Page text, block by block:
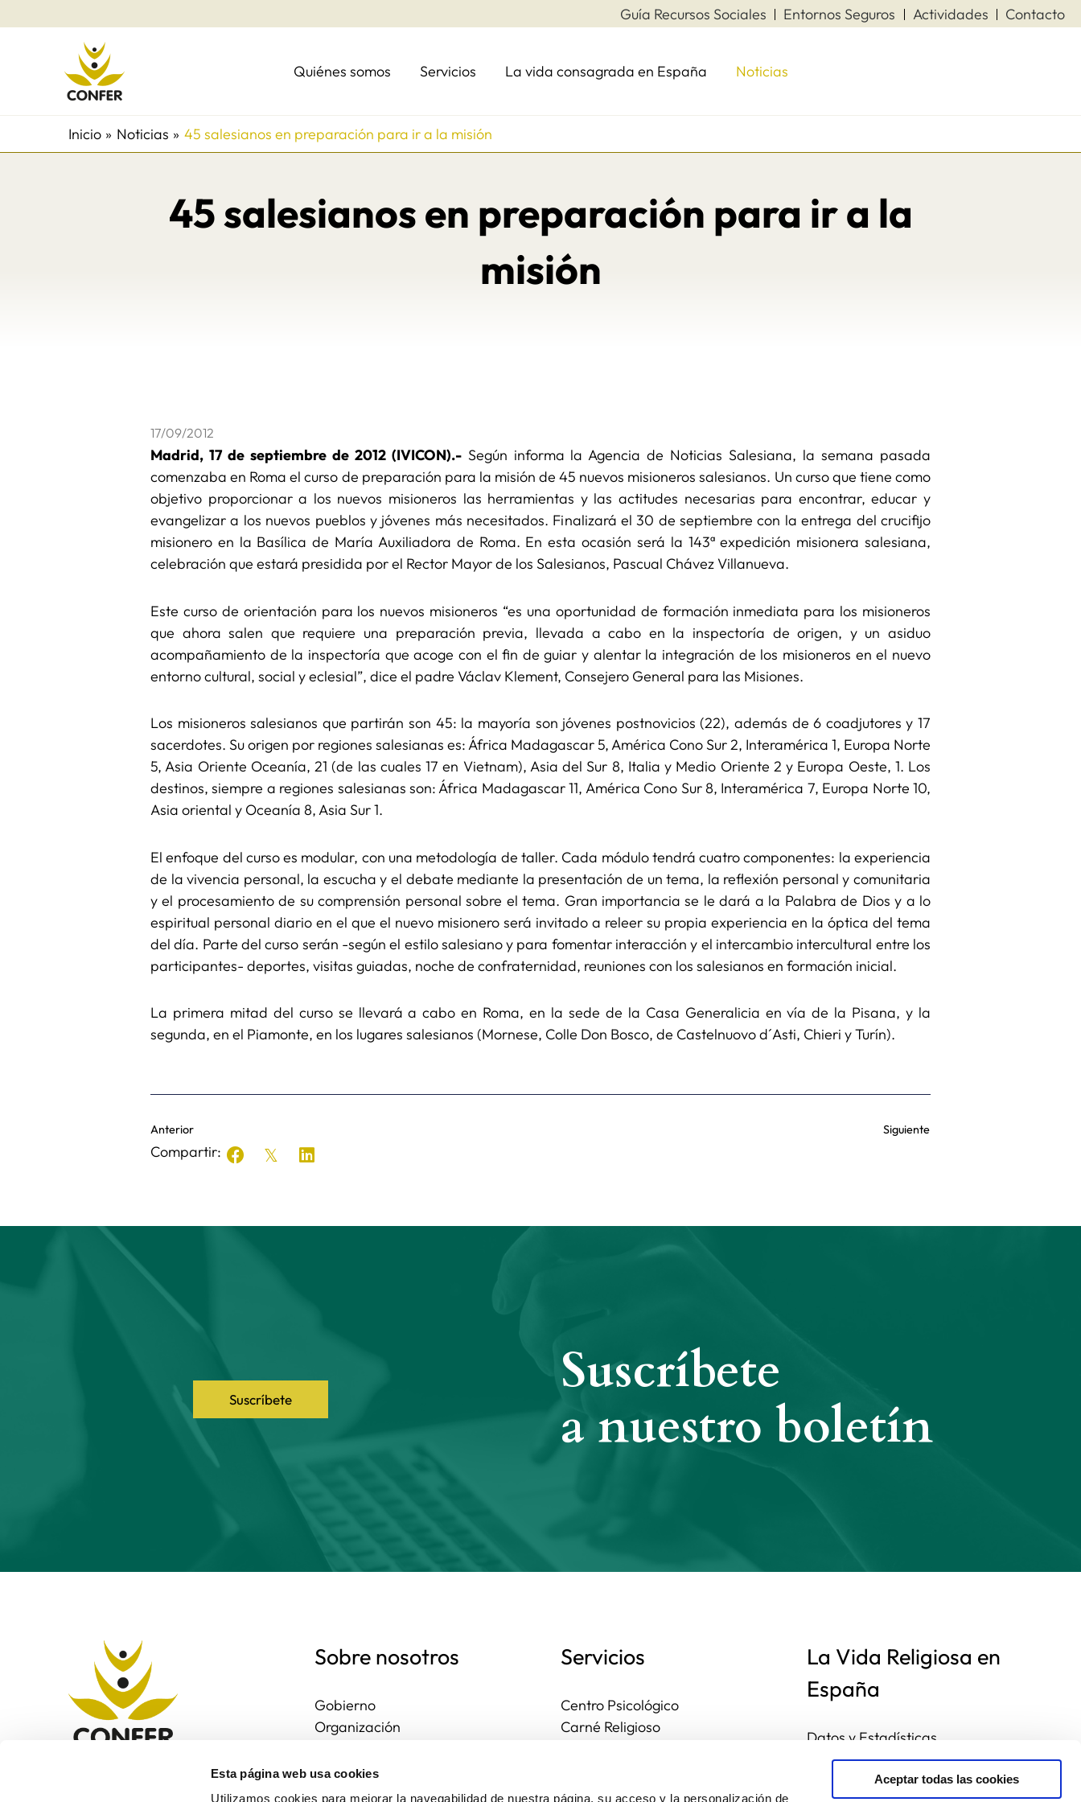
Esta página web usa cookies
Utilizamos cookies para mejorar la navegabilidad de nuestra página, su acceso y la personalización de
Aceptar todas las cookies
al
Guía Recursos Sociales Entornos Seguros Actividades Contacto
Quiénes somos Servicios La vida consagrada en España Noticias
Inicio Noticias 45 salesianos en preparación para ir a la misión
45 salesianos en preparación para ir a la
misión
17/09/2012
Madrid, 17 de septiembre de 2012 (IVICON).-Según informa la Agencia de Noticias Salesiana, la semana pasada
comenzaba en Roma el curso de preparación para la misión de 45 nuevos misioneros salesianos. Un curso que tiene como
objetivo proporcionar a los nuevos misioneros las herramientas y las actitudes necesarias para encontrar, educar y
evangelizar a los nuevos pueblos y jóvenes más necesitados. Finalizará el 30 de septiembre con la entrega del crucifijo
misionero en la Basílica de María Auxiliadora de Roma. En esta ocasión será la 143ª expedición misionera salesiana,
celebración que estará presidida por el Rector Mayor de los Salesianos, Pascual Chávez Villanueva.
Este curso de orientación para los nuevos misioneros “es una oportunidad de formación inmediata para los misioneros
que ahora salen que requiere una preparación previa, llevada a cabo en la inspectoría de origen, y un asiduo
acompañamiento de la inspectoría que acoge con el fin de guiar y alentar la integración de los misioneros en el nuevo
entorno cultural, social y eclesial”, dice el padre Václav Klement, Consejero General para las Misiones.
Los misioneros salesianos que partirán son 45: la mayoría son jóvenes postnovicios (22), además de 6 coadjutores y 17
sacerdotes. Su origen por regiones salesianas es: África Madagascar 5, América Cono Sur 2, Interamérica 1, Europa Norte
5, Asia Oriente Oceanía, 21 (de las cuales 17 en Vietnam), Asia del Sur 8, Italia y Medio Oriente 2 y Europa Oeste, 1. Los
destinos, siempre a regiones salesianas son: África Madagascar 11, América Cono Sur 8, Interamérica 7, Europa Norte 10,
Asia oriental y Oceanía 8, Asia Sur 1.
El enfoque del curso es modular, con una metodología de taller. Cada módulo tendrá cuatro componentes: la experiencia
de la vivencia personal, la escucha y el debate mediante la presentación de un tema, la reflexión personal y comunitaria
y el procesamiento de su comprensión personal sobre el tema. Gran importancia se le dará a la Palabra de Dios y a lo
espiritual personal diario en el que el nuevo misionero será invitado a releer su propia experiencia en la óptica del tema
del día. Parte del curso serán -según el estilo salesiano y para fomentar interacción y el intercambio intercultural entre los
participantes- deportes, visitas guiadas, noche de confraternidad, reuniones con los salesianos en formación inicial.
La primera mitad del curso se llevará a cabo en Roma, en la sede de la Casa Generalicia en vía de la Pisana, y la
segunda, en el Piamonte, en los lugares salesianos (Mornese, Colle Don Bosco, de Castelnuovo d´Asti, Chieri y Turín).
Anterior Siguiente
Compartir:
Suscríbete
Suscríbete
a nuestro boletín
Sobre nosotros
Gobierno
Organización
Entornos seguros
Contacto
Servicios
Centro Psicológico
Carné Religioso
Actividades
La Vida Religiosa en
España
Datos y Estadísticas
Preguntas frecuentes
Mapa de congregaciones